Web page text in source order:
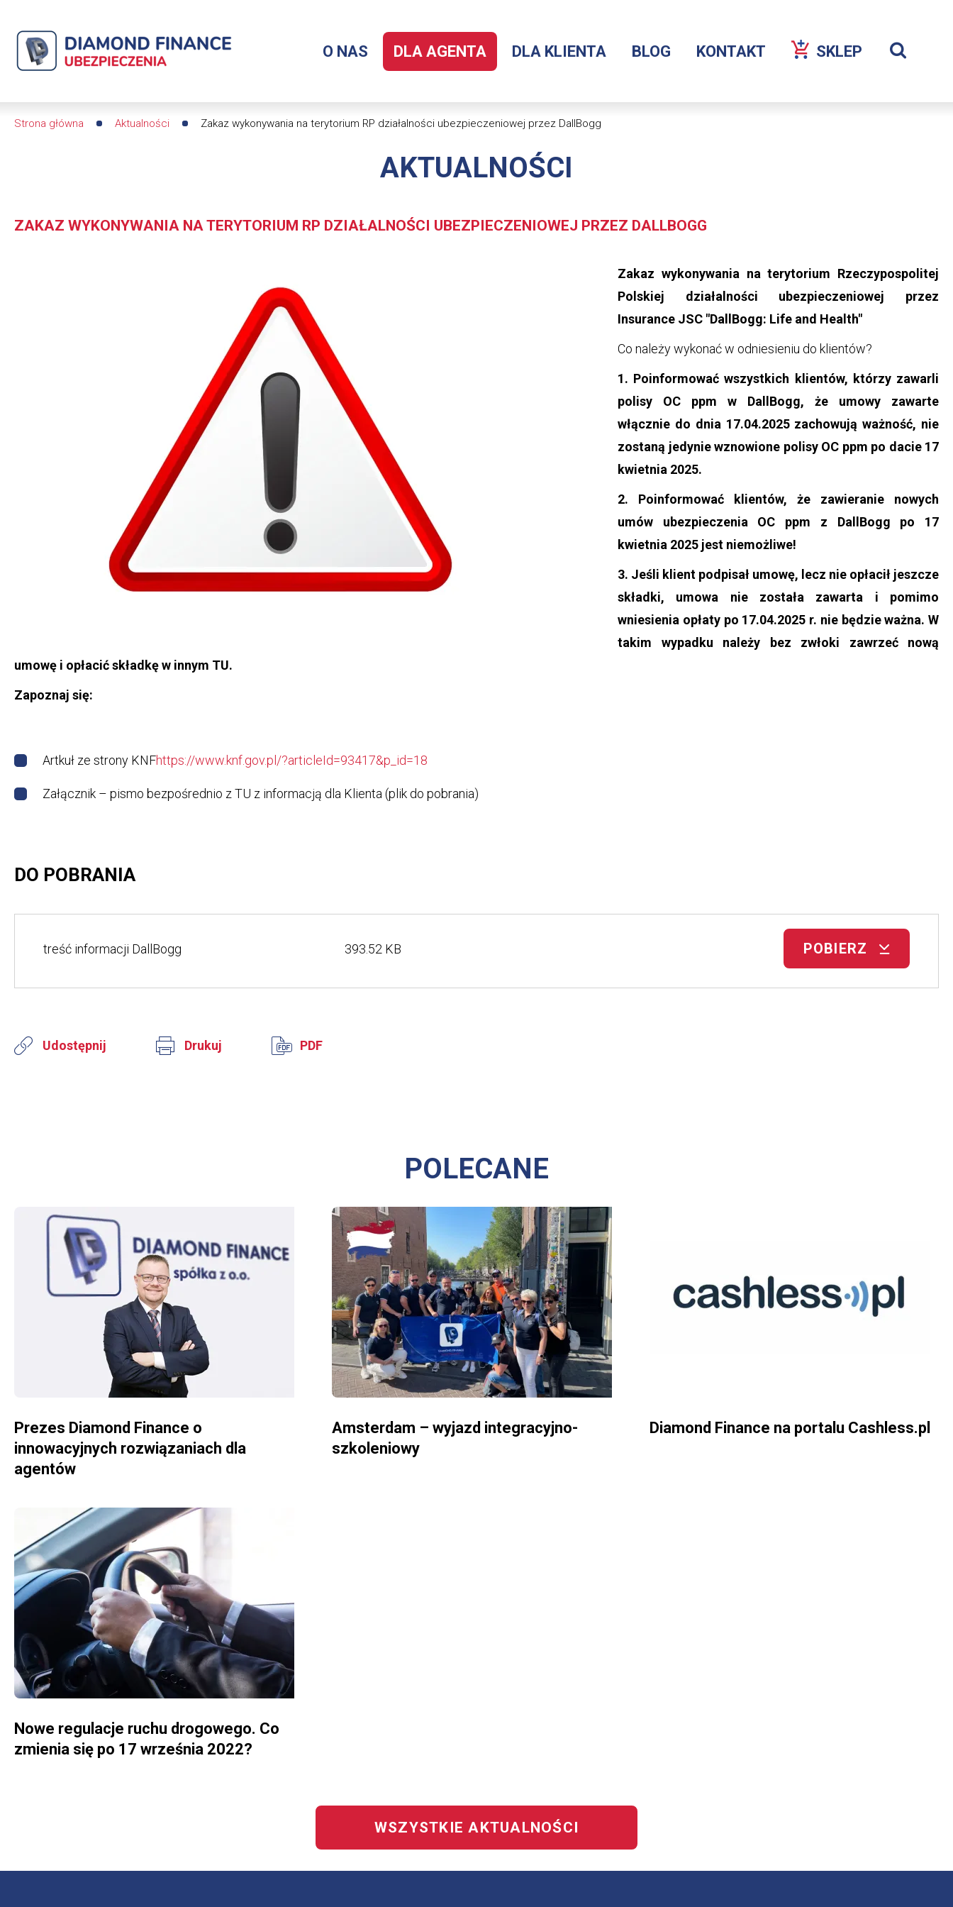
Zakaz
wykonywania
terytorium
przez
Menu
O NAS DLA AGENTA DLA KLIENTA BLOG KONTAKT SKLEP
Wyświetl
Strona główna Aktualności Zakaz wykonywania na terytorium RP działalności ubezpieczeniowej przez DallBogg
AKTUALNOŚCI
ZAKAZ WYKONYWANIA NA TERYTORIUM RP DZIAŁALNOŚCI UBEZPIECZENIOWEJ PRZEZ DALLBOGG
Zakaz wykonywania na terytorium Rzeczypospolitej
Polskiej działalności ubezpieczeniowej przez
Insurance JSC "DallBogg: Life and Health"
Co należy wykonać w odniesieniu do klientów?
1. Poinformować wszystkich klientów, którzy zawarli
polisy OC ppm w DallBogg, że umowy zawarte
włącznie do dnia 17.04.2025 zachowują ważność, nie
zostaną jedynie wznowione polisy OC ppm po dacie 17
kwietnia 2025.
2. Poinformować klientów, że zawieranie nowych
umów ubezpieczenia OC ppm z DallBogg po 17
kwietnia 2025 jest niemożliwe!
3. Jeśli klient podpisał umowę, lecz nie opłacił jeszcze
składki, umowa nie została zawarta i pomimo
wniesienia opłaty po 17.04.2025 r. nie będzie ważna. W
takim wypadku należy bez zwłoki zawrzeć nową
umowę i opłacić składkę w innym TU.
Zapoznaj się:
Artkuł ze strony KNFhttps://www.knf.gov.pl/?articleId=93417&p_id=18
Załącznik – pismo bezpośrednio z TU z informacją dla Klienta (plik do pobrania)
DO POBRANIA
treść informacji DallBogg 393.52 KB POBIERZ
Udostępnij Drukuj PDF
POLECANE
Prezes Diamond Finance o
innowacyjnych rozwiązaniach dla
agentów
Amsterdam – wyjazd integracyjno-
szkoleniowy
Diamond Finance na portalu Cashless.pl
Nowe regulacje ruchu drogowego. Co
zmienia się po 17 września 2022?
WSZYSTKIE AKTUALNOŚCI